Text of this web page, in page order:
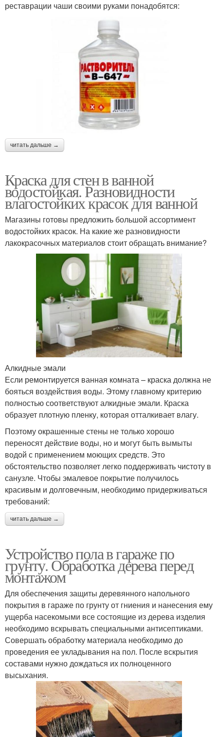
реставрации чаши своими руками понадобятся:
читать дальше →
Краска для стен в ванной
водостойкая. Разновидности
влагостойких красок для ванной
Магазины готовы предложить большой ассортимент
водостойких красок. На какие же разновидности
лакокрасочных материалов стоит обращать внимание?
Алкидные эмали
Если ремонтируется ванная комната – краска должна не
бояться воздействия воды. Этому главному критерию
полностью соответствуют алкидные эмали. Краска
образует плотную пленку, которая отталкивает влагу.
Поэтому окрашенные стены не только хорошо
переносят действие воды, но и могут быть вымыты
водой с применением моющих средств. Это
обстоятельство позволяет легко поддерживать чистоту в
санузле. Чтобы эмалевое покрытие получилось
красивым и долговечным, необходимо придерживаться
требований:
читать дальше →
Устройство пола в гараже по
грунту. Обработка дерева перед
монтажом
Для обеспечения защиты деревянного напольного
покрытия в гараже по грунту от гниения и нанесения ему
ущерба насекомыми все состоящие из дерева изделия
необходимо вскрывать специальными антисептиками.
Совершать обработку материала необходимо до
проведения ее укладывания на пол. После вскрытия
составами нужно дождаться их полноценного
высыхания.